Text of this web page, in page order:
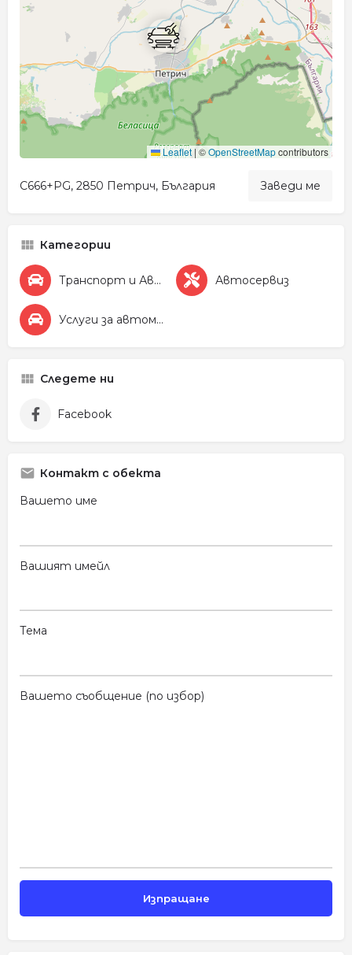
Leaflet | ©OpenStreetMapcontributors
C666+PG, 2850 Петрич, България Заведи ме
Категории
Транспорт и Автомобили Автосервиз
Услуги за автомобила
Следете ни
Facebook
Контакт с обекта
Вашето име
Вашият имейл
Тема
Вашето съобщение (по избор)